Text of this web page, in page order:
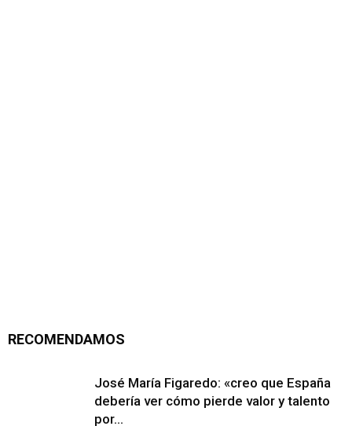
RECOMENDAMOS
José María Figaredo: «creo que España
debería ver cómo pierde valor y talento
por...